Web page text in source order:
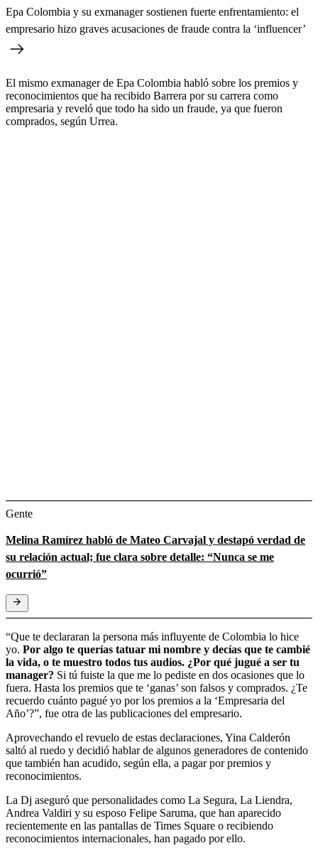
Epa Colombia y su exmanager sostienen fuerte enfrentamiento: el
empresario hizo graves acusaciones de fraude contra la ‘influencer’
El mismo exmanager de Epa Colombia habló sobre los premios y
reconocimientos que ha recibido Barrera por su carrera como
empresaria y reveló que todo ha sido un fraude, ya que fueron
comprados, según Urrea.
Gente
Melina Ramírez habló de Mateo Carvajal y destapó verdad de
su relación actual; fue clara sobre detalle: “Nunca se me
ocurrió”
“Que te declararan la persona más influyente de Colombia lo hice
yo. Por algo te querías tatuar mi nombre y decías que te cambié
la vida, o te muestro todos tus audios. ¿Por qué jugué a ser tu
manager? Si tú fuiste la que me lo pediste en dos ocasiones que lo
fuera. Hasta los premios que te ‘ganas’ son falsos y comprados. ¿Te
recuerdo cuánto pagué yo por los premios a la ‘Empresaria del
Año’?”, fue otra de las publicaciones del empresario.
Aprovechando el revuelo de estas declaraciones, Yina Calderón
saltó al ruedo y decidió hablar de algunos generadores de contenido
que también han acudido, según ella, a pagar por premios y
reconocimientos.
La Dj aseguró que personalidades como La Segura, La Liendra,
Andrea Valdiri y su esposo Felipe Saruma, que han aparecido
recientemente en las pantallas de Times Square o recibiendo
reconocimientos internacionales, han pagado por ello.